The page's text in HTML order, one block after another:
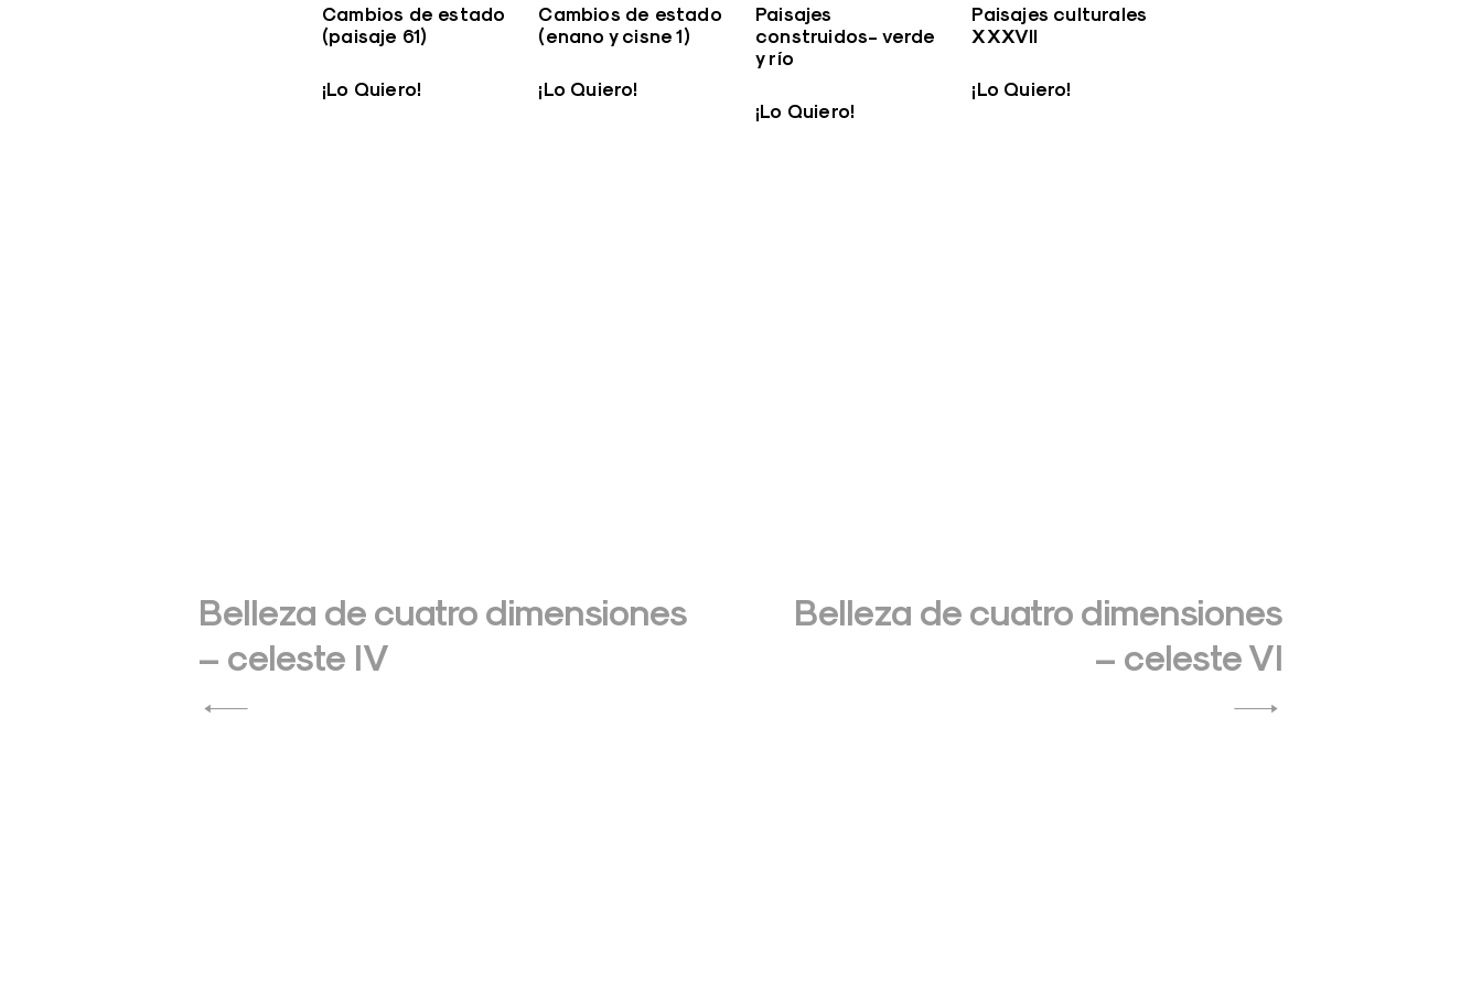
Cambios de estado
(paisaje 61)
¡Lo Quiero!
Cambios de estado
(enano y cisne 1)
¡Lo Quiero!
Paisajes
construidos- verde
y río
¡Lo Quiero!
Paisajes culturales
XXXVII
¡Lo Quiero!
de
entradas
Belleza de cuatro dimensiones
– celeste IV
Belleza de cuatro dimensiones
– celeste VI